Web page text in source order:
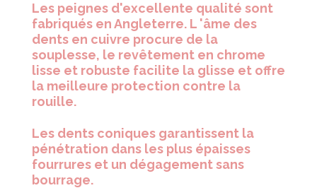
Les peignes d'excellente qualité sont
fabriqués en Angleterre. L 'âme des
dents en cuivre procure de la
souplesse, le revêtement en chrome
lisse et robuste facilite la glisse et offre
la meilleure protection contre la
rouille.
Les dents coniques garantissent la
pénétration dans les plus épaisses
fourrures et un dégagement sans
bourrage.